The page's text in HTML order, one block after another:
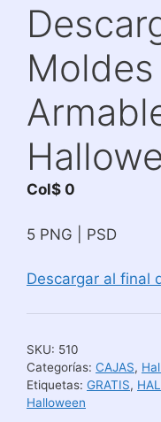
Col$ 0
5 PNG | PSD
Descargar al final
SKU: 510
Categorías: CAJAS,
Etiquetas: GRATIS,
Halloween